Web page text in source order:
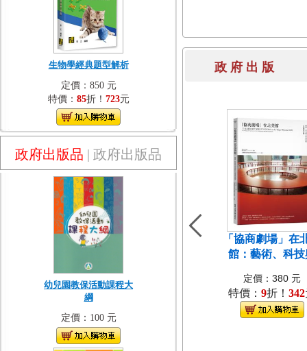
生物學經典題型解析
定價：850 元
特價： 85折！ 723元
政府出版品 | 政府出版品
幼兒園教保活動課程大
綱
定價：100 元
政 府 出
「協商劇場」在
館：藝術、科技
定價：380 元
特價： 9折！ 342